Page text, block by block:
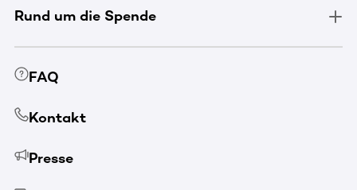
Rund um die Spende
FAQ
Kontakt
Presse